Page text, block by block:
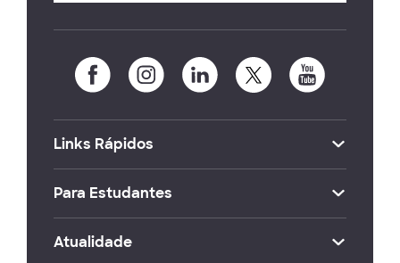
Links Rápidos
Para Estudantes
Atualidade